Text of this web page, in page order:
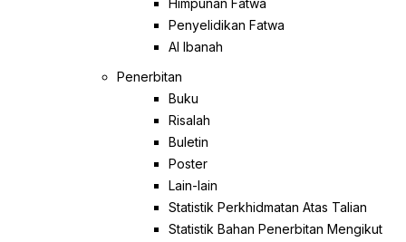
Himpunan Fatwa
Penyelidikan Fatwa
Al Ibanah
Penerbitan
Buku
Risalah
Buletin
Poster
Lain-lain
Statistik Perkhidmatan Atas Talian
Statistik Bahan Penerbitan Mengikut